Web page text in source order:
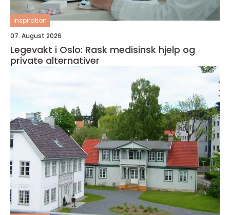
inspiration
07. August 2026
Legevakt i Oslo: Rask medisinsk hjelp og
private alternativer